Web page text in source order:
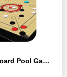
Carrom Board Pool Game - [MOD Бесконечные монеты]